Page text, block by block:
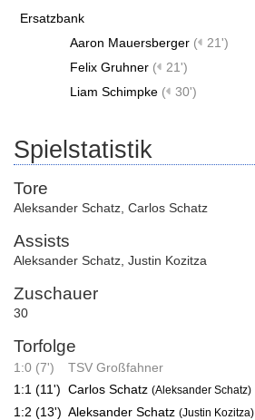
Ersatzbank
Aaron Mauersberger (
21')
Felix Gruhner (
21')
Liam Schimpke ( 30')
Spielstatistik
Tore
Aleksander Schatz Carlos Schatz
Assists
Aleksander Schatz Justin Kozitza
Zuschauer
30
Torfolge
1:0 (7')
TSV Großfahner
1:1 (11') Carlos Schatz (Aleksander Schatz)
1:2 (13') Aleksander Schatz (Justin Kozitza)